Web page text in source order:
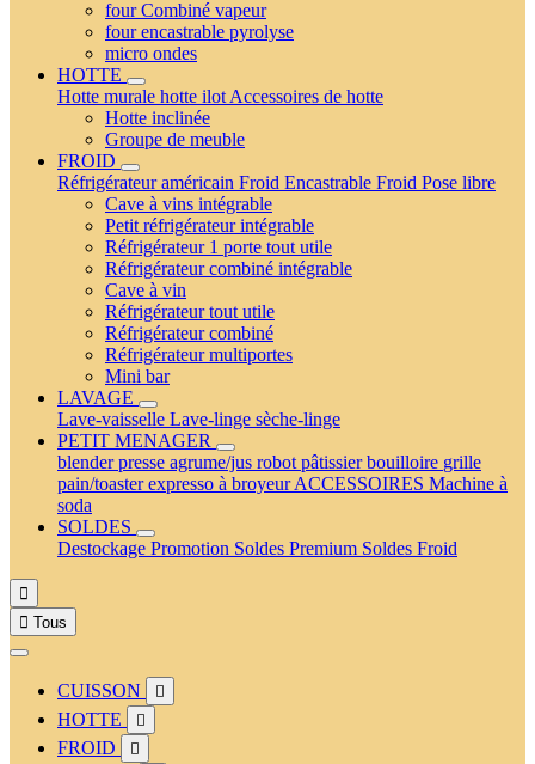
four Combiné vapeur
four encastrable pyrolyse
micro ondes
HOTTE
Hotte murale hotte ilot Accessoires de hotte
Hotte inclinée
Groupe de meuble
FROID
Réfrigérateur américain Froid Encastrable Froid Pose libre
Cave à vins intégrable
Petit réfrigérateur intégrable
Réfrigérateur 1 porte tout utile
Réfrigérateur combiné intégrable
Cave à vin
Réfrigérateur tout utile
Réfrigérateur combiné
Réfrigérateur multiportes
Mini bar
LAVAGE
Lave-vaisselle Lave-linge sèche-linge
PETIT MENAGER
blenderpresse agrume/jus robot pâtissierbouilloire grille
pain/toasterexpresso à broyeurACCESSOIRES Machine à
soda
SOLDES
Destockage Promotion Soldes Premium Soldes Froid

 Tous
CUISSON 
HOTTE 
FROID 